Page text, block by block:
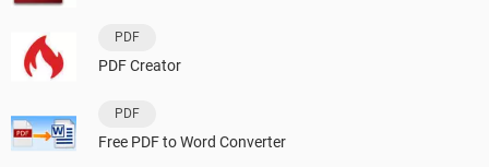
PDF
PDF Creator
PDF
Free PDF to Word Converter